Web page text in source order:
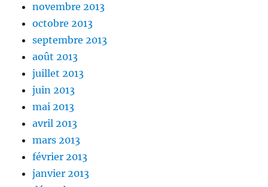
novembre 2013
octobre 2013
septembre 2013
août 2013
juillet 2013
juin 2013
mai 2013
avril 2013
mars 2013
février 2013
janvier 2013